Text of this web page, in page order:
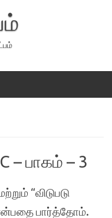
– பாகம் – 3
“விடுபடு
பார்த்தோம்.